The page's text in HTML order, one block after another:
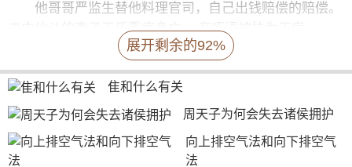
他哥哥严监生替他料理官司，自己出钱赔偿的赔偿。
二中伙斗的妻子王氏重病身亡， 妾巧语被扶为正房。
严监生病故。赵氏同哥哥王德王仁商议如何发送，严
监生的大哥严责生科举回来，却不顾弟弟的死，不仅不安
排丧事，反倒为了儿子的亲事去了省城。赵氏的儿子后来
又病亡，王德给严责生写信让其回来，商议立嗣的事。回
来的路上，严贡生有假装发病，故意留下云片糕给船家
展开剩余的92%
隹和什么有关
周天子为何会失去诸侯拥护
向上排空气法和向下排空气
法